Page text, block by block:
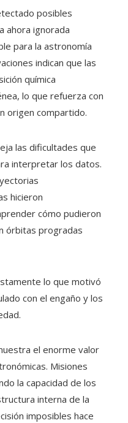
posibles
ahora ignorada
para la astronomía
indican que las
química
lo que refuerza con
origen compartido.
las dificultades que
interpretar los datos.
hicieron
cómo pudieron
órbitas progradas
lo que motivó
con el engaño y los
el enorme valor
Misiones
la capacidad de los
interna de la
imposibles hace